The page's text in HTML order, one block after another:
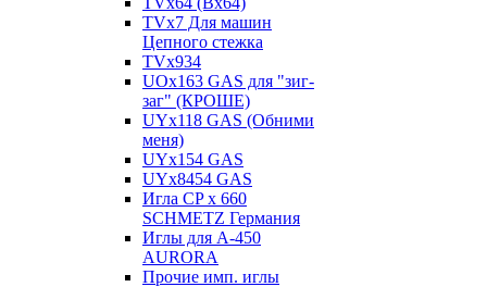
TVх7 Для машин
Цепного стежка
TVх934
UOx163 GAS для "зиг-
заг" (КРОШЕ)
UYx118 GAS (Обними
меня)
UYx154 GAS
UYx8454 GAS
Игла CP х 660
SCHMETZ Германия
Иглы для А-450
AURORA
Прочие имп. иглы